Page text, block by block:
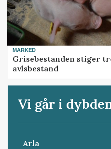
MARKED
Grisebestanden stiger
avlsbestand
Vi går i
Arla